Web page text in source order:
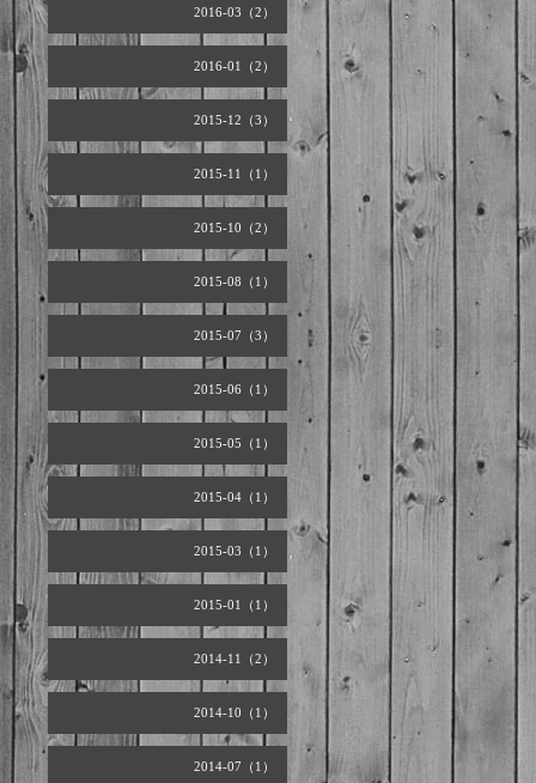
2016-03（2）
2016-01（2）
2015-12（3）
2015-11（1）
2015-10（2）
2015-08（1）
2015-07（3）
2015-06（1）
2015-05（1）
2015-04（1）
2015-03（1）
2015-01（1）
2014-11（2）
2014-10（1）
2014-07（1）